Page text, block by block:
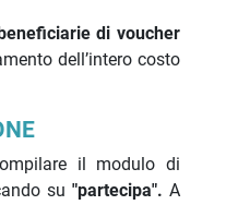
di voucher
dell’intero costo
il modulo di
su "partecipa". A